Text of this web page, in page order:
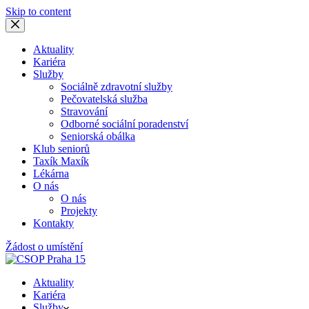
Skip to content
Aktuality
Kariéra
Služby
Sociálně zdravotní služby
Pečovatelská služba
Stravování
Odborné sociální poradenství
Seniorská obálka
Klub seniorů
Taxík Maxík
Lékárna
O nás
O nás
Projekty
Kontakty
Žádost o umístění
Aktuality
Kariéra